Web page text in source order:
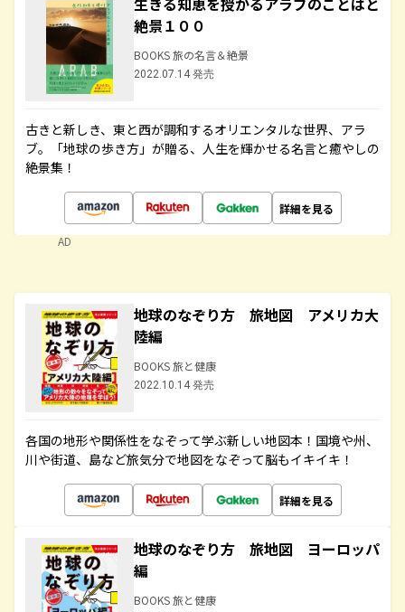
絶景１００
BOOKS 旅の名言＆絶景
2022.07.14 発売
古きと新しき、東と西が調和するオリエンタルな世界、アラ
ブ。「地球の歩き方」が贈る、人生を輝かせる名言と癒やしの
絶景集！
詳細を見る
AD
地球のなぞり方 旅地図 アメリカ大
陸編
BOOKS 旅と健康
2022.10.14 発売
各国の地形や関係性をなぞって学ぶ新しい地図本！国境や州、
川や街道、島など旅気分で地図をなぞって脳もイキイキ！
詳細を見る
地球のなぞり方 旅地図 ヨーロッパ
編
BOOKS 旅と健康